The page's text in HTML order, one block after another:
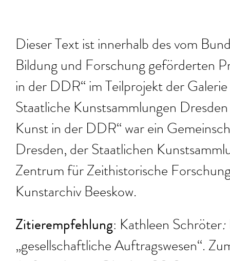
Dieser Text ist innerhalb des vom
Bildung und Forschung geförderten
in der DDR“ im Teilprojekt der
Staatliche Kunstsammlungen
Kunst in der DDR“ war ein
Dresden, der Staatlichen
Zentrum für Zeithistorische
Kunstarchiv Beeskow.
Zitierempfehlung: Kathleen Schröter:
„gesellschaftliche Auftragswesen“​.